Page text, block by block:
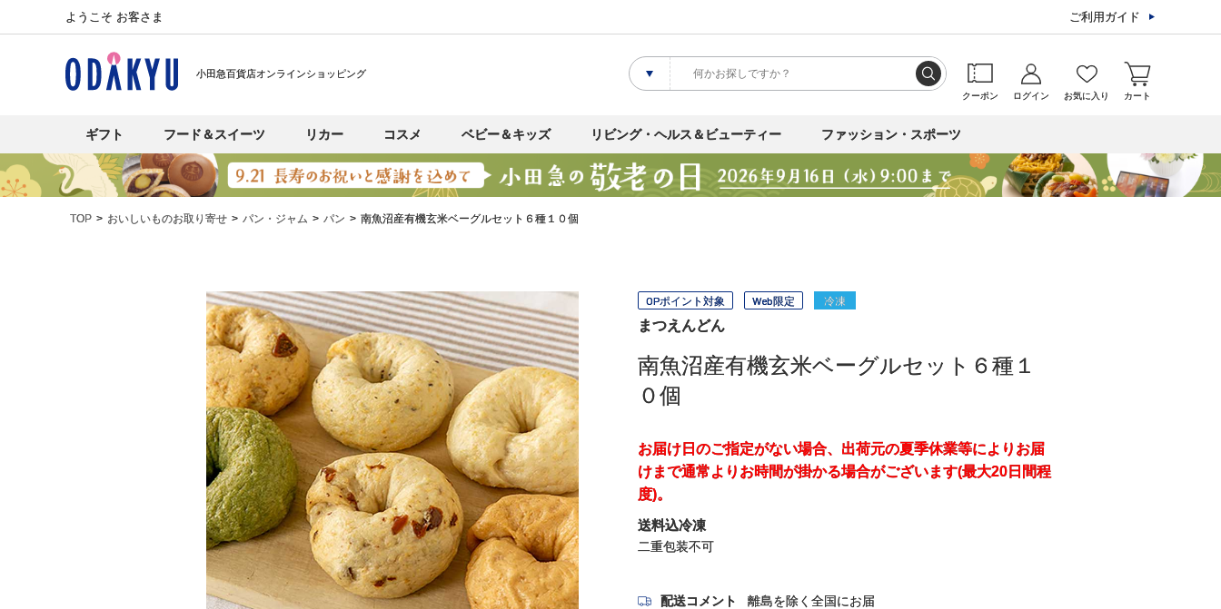
ようこそ お客さま ご利用ガイド
小田急百貨店オンラインショッピング
クーポン ログイン お気に入り カート
ギフト フード＆スイーツ リカー コスメ ベビー＆キッズ リビング・ヘルス＆ビューティー ファッション・スポーツ
TOP おいしいものお取り寄せ パン・ジャム パン 南魚沼産有機玄米ベーグルセット６種１０個
OPポイント対象 Web限定 冷凍
まつえんどん
南魚沼産有機玄米ベーグルセット６種１
０個
お届け日のご指定がない場合、出荷元の夏季休業等によりお届
けまで通常よりお時間が掛かる場合がございます(最大20日間程
度)。
送料込冷凍
二重包装不可
配送コメント 離島を除く全国にお届